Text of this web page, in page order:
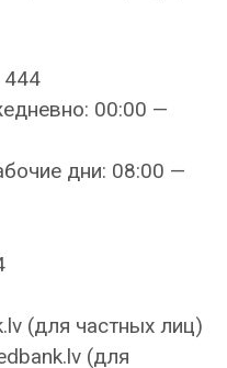
444
00:00 —
дни: 08:00 —
(для частных лиц)
(для